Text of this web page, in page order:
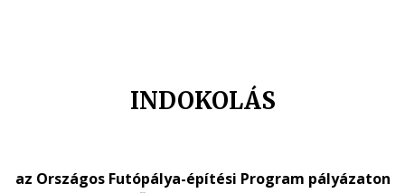
INDOKOLÁS
az Országos Futópálya-építési Program pályázaton